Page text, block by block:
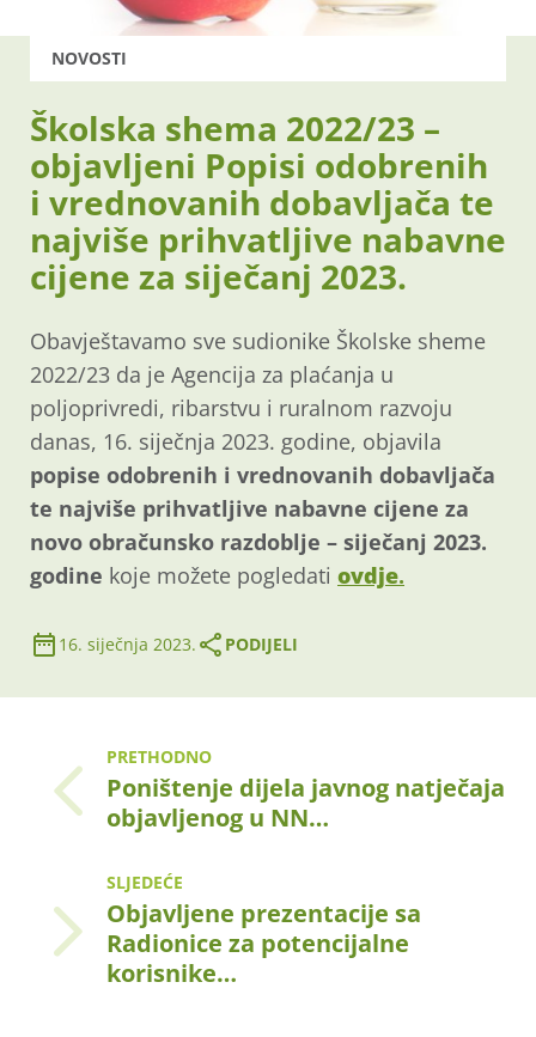
NOVOSTI
Školska shema 2022/23 –
objavljeni Popisi odobrenih
i vrednovanih dobavljača te
najviše prihvatljive nabavne
cijene za siječanj 2023.
Obavještavamo sve sudionike Školske sheme
2022/23 da je Agencija za plaćanja u
poljoprivredi, ribarstvu i ruralnom razvoju
danas, 16. siječnja 2023. godine, objavila
popise odobrenih i vrednovanih dobavljača
te najviše prihvatljive nabavne cijene za
novo obračunsko razdoblje – siječanj 2023.
godine koje možete pogledati ovdje.
16. siječnja 2023. PODIJELI
PRETHODNO
Poništenje dijela javnog natječaja
objavljenog u NN…
SLJEDEĆE
Objavljene prezentacije sa
Radionice za potencijalne
korisnike…